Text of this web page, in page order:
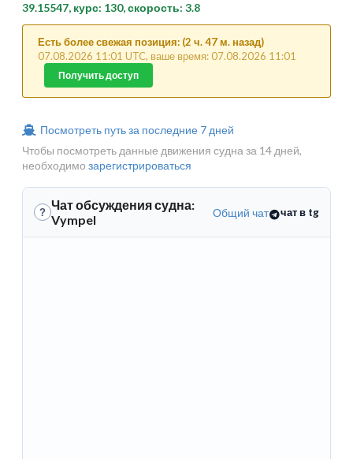
39.15547, курс: 130, скорость: 3.8
Есть более свежая позиция: (2 ч. 47 м. назад)
07.08.2026 11:01 UTC, ваше время: 07.08.2026 11:01
Получить доступ
Посмотреть путь за последние 7 дней
Чтобы посмотреть данные движения судна за 14 дней,
необходимо зарегистрироваться
? Чат обсуждения судна:
Vympel
Общий чат чат в tg